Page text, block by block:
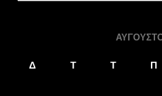
Δ Τ Τ Π